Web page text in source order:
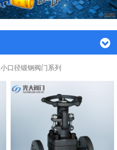
小口径锻钢阀门系列